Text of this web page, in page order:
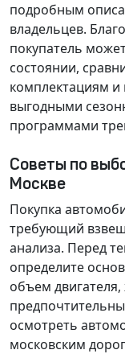
подробным
владельцев.
покупатель
состоянии,
комплектациям и
выгодными
программами
Советы по
Москве
Покупка
требующий
анализа. Перед
определите
объем
осмотреть
московским